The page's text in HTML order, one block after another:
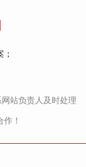
站负责人及时处理
作！